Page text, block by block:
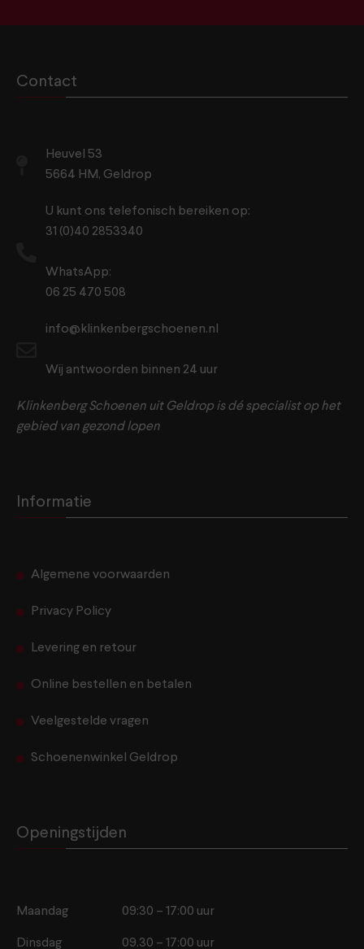
Contact
Heuvel 53
5664 HM, Geldrop
U kunt ons telefonisch bereiken op:
31 (0)40 2853340
WhatsApp:
06 25 470 508
info@klinkenbergschoenen.nl
Wij antwoorden binnen 24 uur
Klinkenberg Schoenen uit Geldrop is dé specialist op het
gebied van gezond lopen
Informatie
Algemene voorwaarden
Privacy Policy
Levering en retour
Online bestellen en betalen
Veelgestelde vragen
Schoenenwinkel Geldrop
Openingstijden
Maandag 09:30 – 17:00 uur
Dinsdag 09.30 – 17:00 uur